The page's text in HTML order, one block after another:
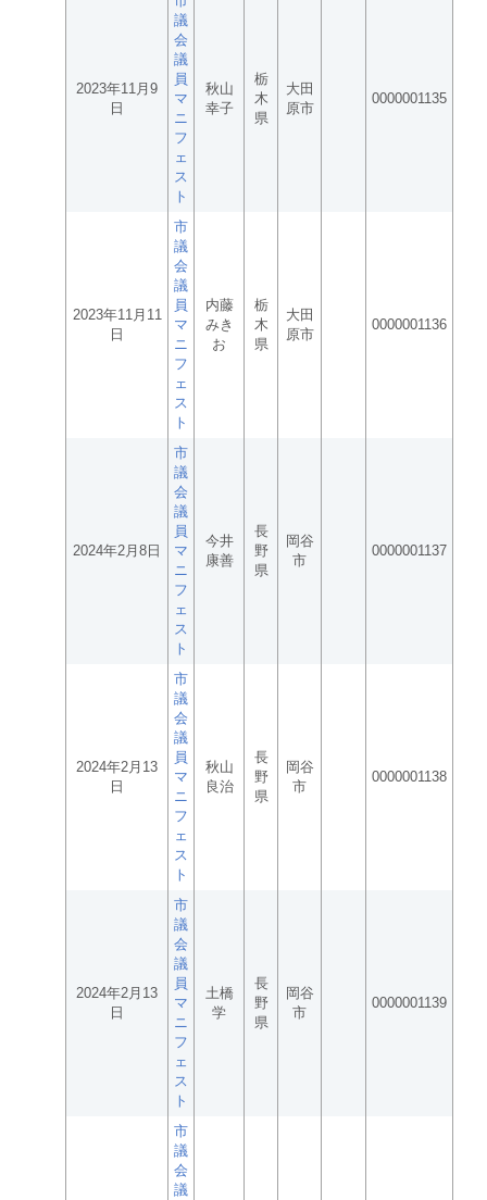
2023年11月9
日
議
会
議
員
マ
ニ
フ
ェ
ス
ト
秋山
幸子
栃
木
県
大田
原市
0000001135
2023年11月11
日
市
議
会
議
員
マ
ニ
フ
ェ
ス
ト
内藤
みき
お
栃
木
県
大田
原市
0000001136
2024年2月8日
市
議
会
議
員
マ
ニ
フ
ェ
ス
ト
今井
康善
長
野
県
岡谷
市
0000001137
2024年2月13
日
市
議
会
議
員
マ
ニ
フ
ェ
ス
ト
秋山
良治
長
野
県
岡谷
市
0000001138
2024年2月13
日
市
議
会
議
員
マ
ニ
フ
ェ
ス
ト
土橋
学
長
野
県
岡谷
市
0000001139
市
議
会
議